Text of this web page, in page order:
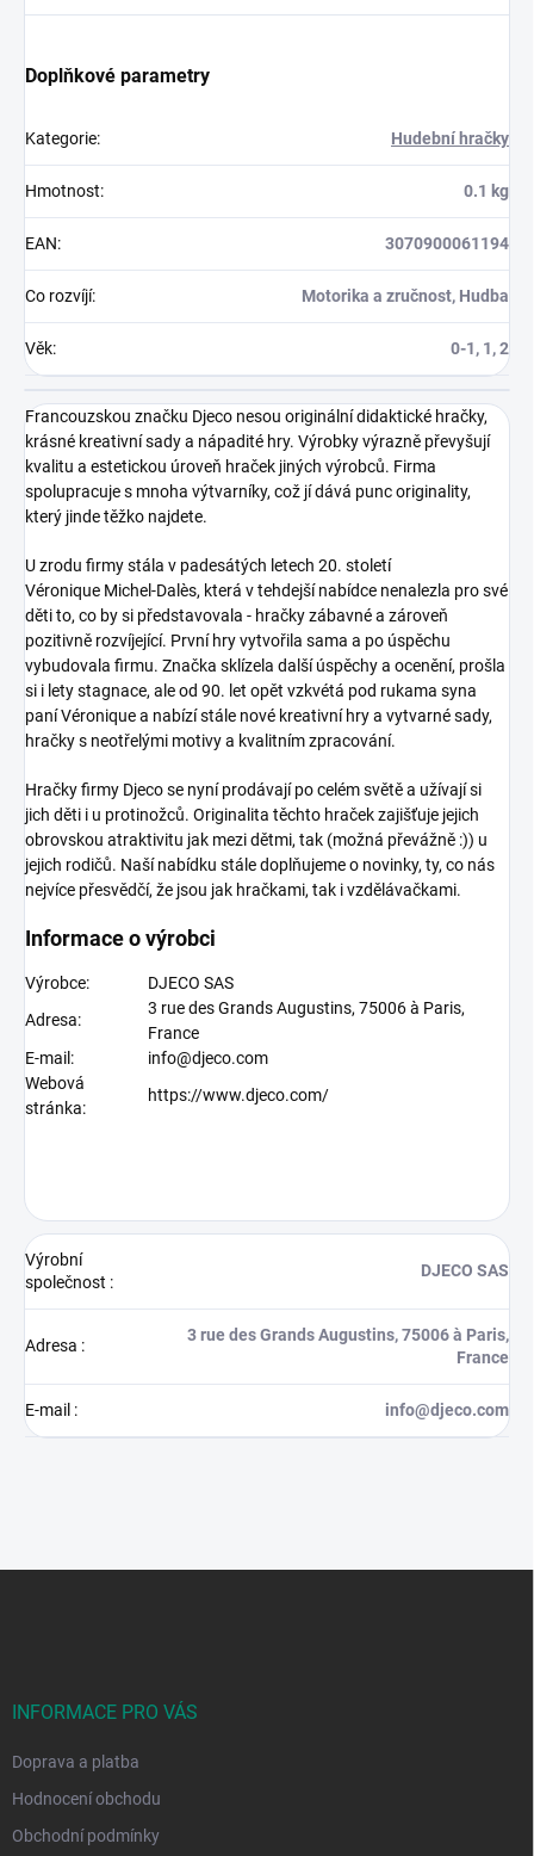
Doplňkové parametry
Kategorie: Hudební hračky
Hmotnost: 0.1 kg
EAN: 3070900061194
Co rozvíjí: Motorika a zručnost, Hudba
Věk: 0-1, 1, 2
Francouzskou značku Djeco nesou originální didaktické hračky,
krásné kreativní sady a nápadité hry. Výrobky výrazně převyšují
kvalitu a estetickou úroveň hraček jiných výrobců. Firma
spolupracuje s mnoha výtvarníky, což jí dává punc originality,
který jinde těžko najdete.
U zrodu firmy stála v padesátých letech 20. století
Véronique Michel-Dalès, která v tehdejší nabídce nenalezla pro své
děti to, co by si představovala - hračky zábavné a zároveň
pozitivně rozvíjející. První hry vytvořila sama a po úspěchu
vybudovala firmu. Značka sklízela další úspěchy a ocenění, prošla
si i lety stagnace, ale od 90. let opět vzkvétá pod rukama syna
paní Véronique a nabízí stále nové kreativní hry a vytvarné sady,
hračky s neotřelými motivy a kvalitním zpracování.
Hračky firmy Djecose nyní prodávají po celém světě a užívají si
jich děti i u protinožců. Originalita těchto hraček zajišťuje jejich
obrovskou atraktivitu jak mezi dětmi, tak (možná převážně :)) u
jejich rodičů. Naší nabídku stále doplňujeme o novinky, ty, co nás
nejvíce přesvědčí, že jsou jak hračkami, tak i vzdělávačkami.
Informace o výrobci
Výrobce:
DJECO SAS
Adresa:
3 rue des Grands Augustins, 75006 à Paris,
France
E-mail:
info@djeco.com
Webová
stránka:
https://www.djeco.com/
Výrobní
společnost :
DJECO SAS
Adresa :
3 rue des Grands Augustins, 75006 à Paris,
France
E-mail : info@djeco.com
INFORMACE PRO VÁS
Doprava a platba
Hodnocení obchodu
Obchodní podmínky